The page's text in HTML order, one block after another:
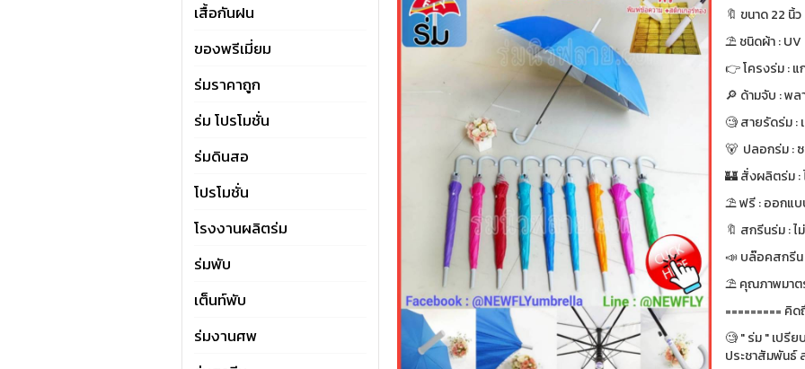
เสื้อกันฝน
ของพรีเมี่ยม
ร่มราคาถูก
ร่ม โปรโมชั่น
ร่มดินสอ
โปรโมชั่น
โรงงานผลิตร่ม
ร่มพับ
เต็นท์พับ
ร่มงานศพ
🔖 ขนาด 22 นิ้
⛱ ชนิดผ้า : UV
👉 โครงร่ม : แ
🔎 ด้ามจับ : พ
🧐 สายรัดร่ม :
🐻 ปลอกร่ม :
🏰 สั่งผลิตร่ม :
⛱ ฟรี : ออกแบ
🔖 สกรีนร่ม : ไ
📣 บล๊อคสกรีน
⛱ คุณภาพมาต
========= คิ
🧐 " ร่ม " เปรี
ประชาสัมพันธ์